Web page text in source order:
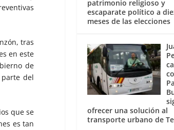
tras
en este
de
del
que se
es tan
patrimonio religioso y
escaparate político a
meses de las elecciones
ofrecer una solución al
transporte urbano de